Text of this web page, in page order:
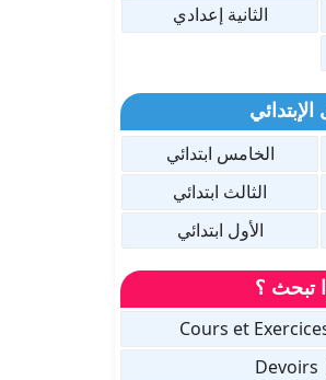
الثانية إعدادي
الخامس ابتدائي
الثالث ابتدائي
الأول ابتدائي
تبحث ؟